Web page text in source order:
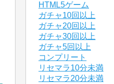
HTML5ゲーム
ガチャ10回以上
ガチャ20回以上
ガチャ30回以上
ガチャ5回以上
コンプリート
リセマラ10分未満
リセマラ20分未満